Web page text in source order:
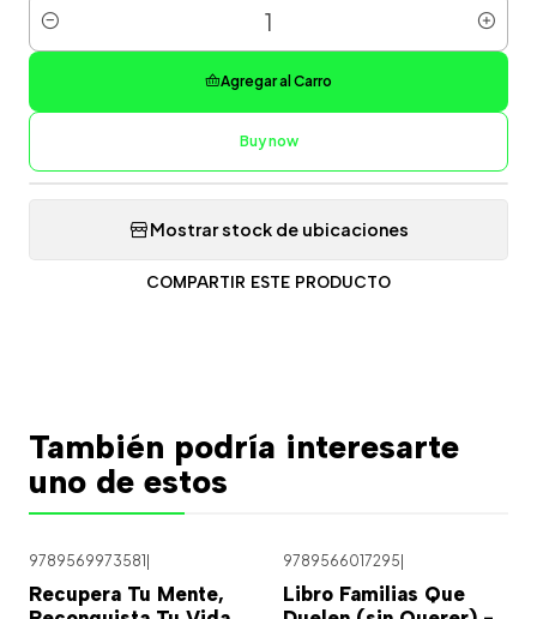
Cantidad
Agregar al Carro
Buy now
Mostrar stock de ubicaciones
COMPARTIR ESTE PRODUCTO
También podría interesarte
uno de estos
9789569973581|
Recupera Tu Mente,
9789566017295|
Libro Familias Que